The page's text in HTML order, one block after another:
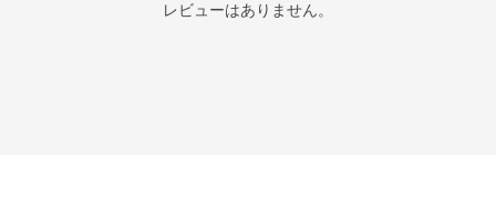
レビューはありません。